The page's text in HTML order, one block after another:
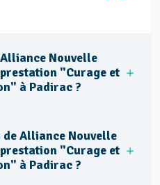
Nouvelle
"Curage et
à Padirac ?
Alliance Nouvelle
"Curage et
à Padirac ?